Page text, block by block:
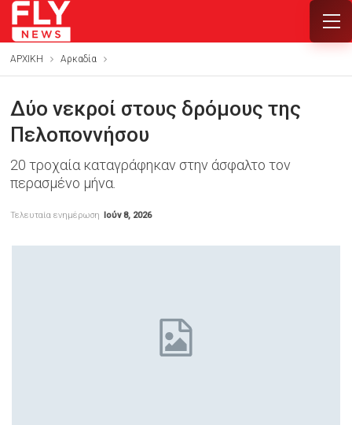
ΑΡΧΙΚΗ Αρκαδία
Δύο νεκροί στους δρόμους της
Πελοποννήσου
20 τροχαία καταγράφηκαν στην άσφαλτο τον
περασμένο μήνα.
Τελευταία ενημέρωση Ιούν 8, 2026